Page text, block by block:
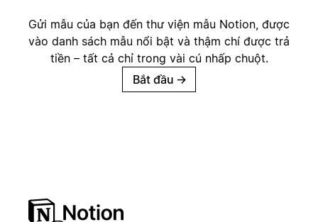
Gửi mẫu của bạn đến thư viện mẫu Notion, được
vào danh sách mẫu nổi bật và thậm chí được trả
tiền – tất cả chỉ trong vài cú nhấp chuột.
Bắt đầu →